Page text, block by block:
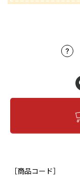
［商品コード］